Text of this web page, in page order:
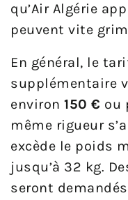
qu’Air Algérie
peuvent vite
En général, le
supplémentaire
environ 150 € ou
même rigueur
excède le poids
jusqu’à 32 kg.
seront